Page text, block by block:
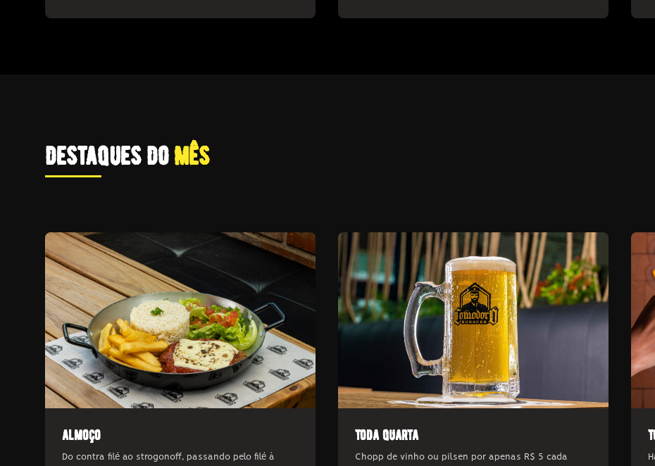
destaques domês
almoço
Do contra filé ao strogonoff, passando pelo filé à
toda quarta
Chopp de vinho ou pilsen por apenas R$ 5 cada